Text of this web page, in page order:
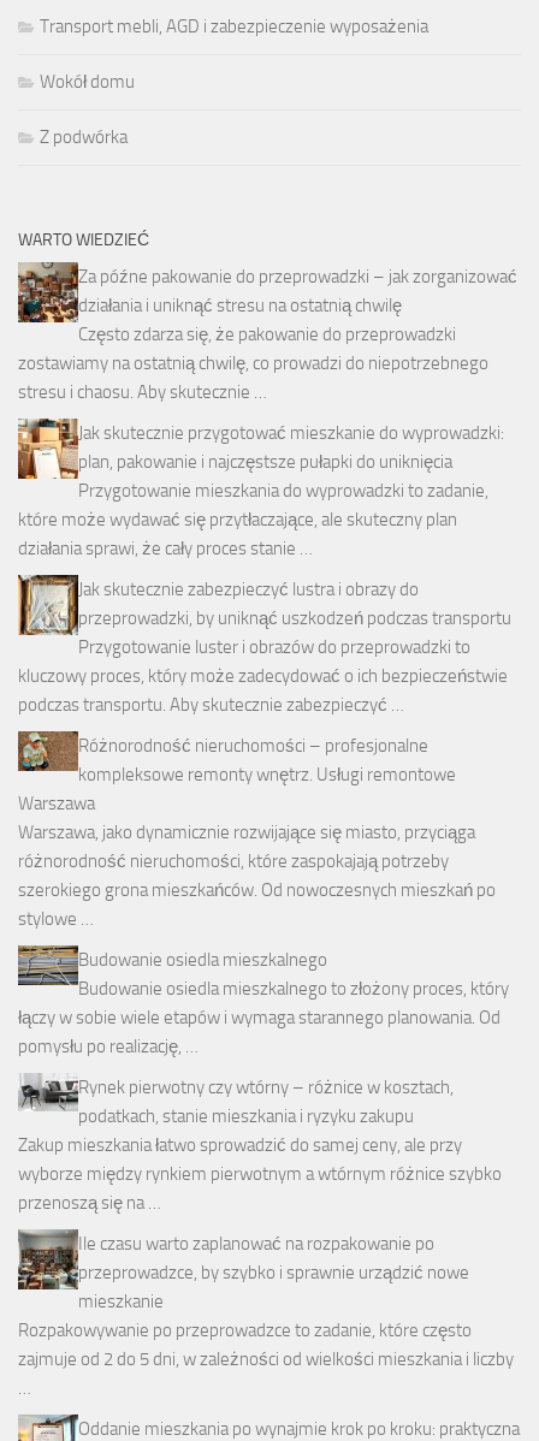
Transport mebli, AGD i zabezpieczenie wyposażenia
Wokół domu
Z podwórka
WARTO WIEDZIEĆ
Za późne pakowanie do przeprowadzki – jak zorganizować
działania i uniknąć stresu na ostatnią chwilę
Często zdarza się, że pakowanie do przeprowadzki
zostawiamy na ostatnią chwilę, co prowadzi do niepotrzebnego
stresu i chaosu. Aby skutecznie …
Jak skutecznie przygotować mieszkanie do wyprowadzki:
plan, pakowanie i najczęstsze pułapki do uniknięcia
Przygotowanie mieszkania do wyprowadzki to zadanie,
które może wydawać się przytłaczające, ale skuteczny plan
działania sprawi, że cały proces stanie …
Jak skutecznie zabezpieczyć lustra i obrazy do
przeprowadzki, by uniknąć uszkodzeń podczas transportu
Przygotowanie luster i obrazów do przeprowadzki to
kluczowy proces, który może zadecydować o ich bezpieczeństwie
podczas transportu. Aby skutecznie zabezpieczyć …
Różnorodność nieruchomości – profesjonalne
kompleksowe remonty wnętrz. Usługi remontowe
Warszawa
Warszawa, jako dynamicznie rozwijające się miasto, przyciąga
różnorodność nieruchomości, które zaspokajają potrzeby
szerokiego grona mieszkańców. Od nowoczesnych mieszkań po
stylowe …
Budowanie osiedla mieszkalnego
Budowanie osiedla mieszkalnego to złożony proces, który
łączy w sobie wiele etapów i wymaga starannego planowania. Od
pomysłu po realizację, …
Rynek pierwotny czy wtórny – różnice w kosztach,
podatkach, stanie mieszkania i ryzyku zakupu
Zakup mieszkania łatwo sprowadzić do samej ceny, ale przy
wyborze między rynkiem pierwotnym a wtórnym różnice szybko
przenoszą się na …
Ile czasu warto zaplanować na rozpakowanie po
przeprowadzce, by szybko i sprawnie urządzić nowe
mieszkanie
Rozpakowywanie po przeprowadzce to zadanie, które często
zajmuje od 2 do 5 dni, w zależności od wielkości mieszkania i liczby
…
Oddanie mieszkania po wynajmie krok po kroku: praktyczna